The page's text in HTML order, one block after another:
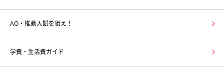
AO・推薦入試を狙え！
学費・生活費ガイド